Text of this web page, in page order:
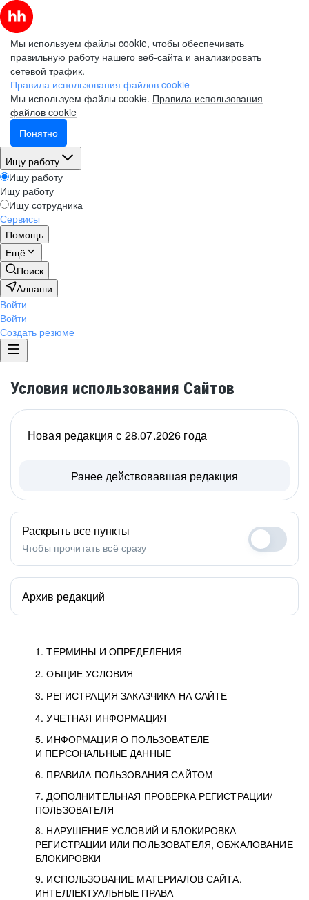
Мы используем файлы cookie, чтобы обеспечивать
правильную работу нашего веб-сайта и анализировать
сетевой трафик.
Правила использования файлов cookie
Мы используем файлы cookie. Правила использования
файлов cookie
Понятно
Ищу работу
Ищу работу
Ищу работу
Ищу сотрудника
Сервисы
Помощь
Ещё
Поиск
Алнаши
Войти
Войти
Создать резюме
Условия использования Сайтов
1. ТЕРМИНЫ И ОПРЕДЕЛЕНИЯ
2. ОБЩИЕ УСЛОВИЯ
3. РЕГИСТРАЦИЯ ЗАКАЗЧИКА НА САЙТЕ
4. УЧЕТНАЯ ИНФОРМАЦИЯ
5. ИНФОРМАЦИЯ О ПОЛЬЗОВАТЕЛЕ
И ПЕРСОНАЛЬНЫЕ ДАННЫЕ
6. ПРАВИЛА ПОЛЬЗОВАНИЯ САЙТОМ
7. ДОПОЛНИТЕЛЬНАЯ ПРОВЕРКА РЕГИСТРАЦИИ/
ПОЛЬЗОВАТЕЛЯ
8. НАРУШЕНИЕ УСЛОВИЙ И БЛОКИРОВКА
РЕГИСТРАЦИИ ИЛИ ПОЛЬЗОВАТЕЛЯ, ОБЖАЛОВАНИЕ
БЛОКИРОВКИ
9. ИСПОЛЬЗОВАНИЕ МАТЕРИАЛОВ САЙТА.
ИНТЕЛЛЕКТУАЛЬНЫЕ ПРАВА
Новая редакция с 28.07.2026 года
Ранее действовавшая редакция
Раскрыть все пункты
Чтобы прочитать всё сразу
Архив редакций